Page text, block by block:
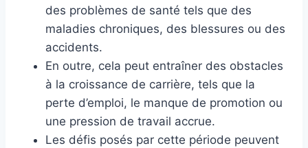
des problèmes de santé tels que des
maladies chroniques, des blessures ou des
accidents.
En outre, cela peut entraîner des obstacles
à la croissance de carrière, tels que la
perte d’emploi, le manque de promotion ou
une pression de travail accrue.
Les défis posés par cette période peuvent